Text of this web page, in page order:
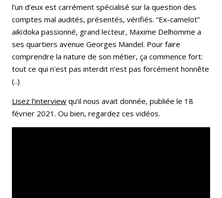
l’un d’eux est carrément spécialisé sur la question des
comptes mal audités, présentés, vérifiés. “Ex-camelot”
aikïdoka passionné, grand lecteur, Maxime Delhomme a
ses quartiers avenue Georges Mandel. Pour faire
comprendre la nature de son métier, ça commence fort:
tout ce qui n'est pas interdit n'est pas forcément honnête
(..)
Lisez l’interview qu’il nous avait donnée, publiée le 18
février 2021. Ou bien, regardez ces vidéos.